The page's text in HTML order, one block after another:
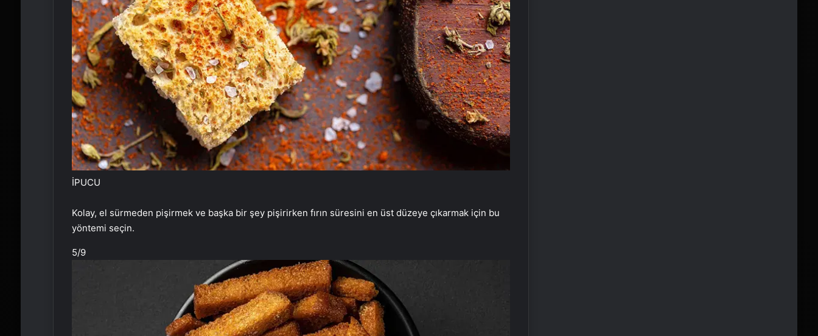
İPUCU
Kolay, el sürmeden pişirmek ve başka bir şey pişirirken fırın süresini en üst düzeye çıkarmak için bu
yöntemi seçin.
5/9